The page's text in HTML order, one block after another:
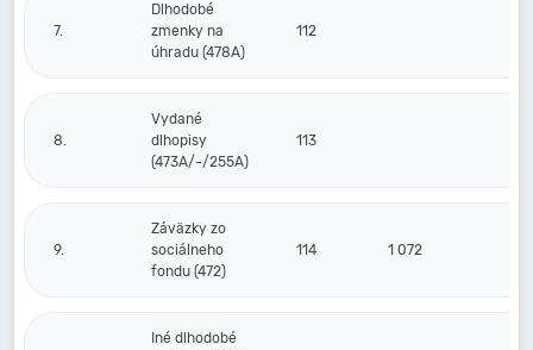
7.
Dlhodobé
zmenky na
úhradu (478A)
112
8.
Vydané
dlhopisy
(473A/-/255A)
113
9.
Záväzky zo
sociálneho
fondu (472)
114 1 072
Iné dlhodobé